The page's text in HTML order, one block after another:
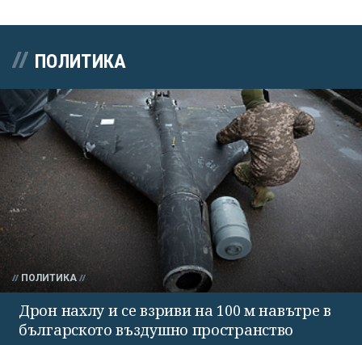
ПОЛИТИКА
ПОЛИТИКА
Дрон нахлу и се взриви на 100 м навътре в
българското въздушно пространство